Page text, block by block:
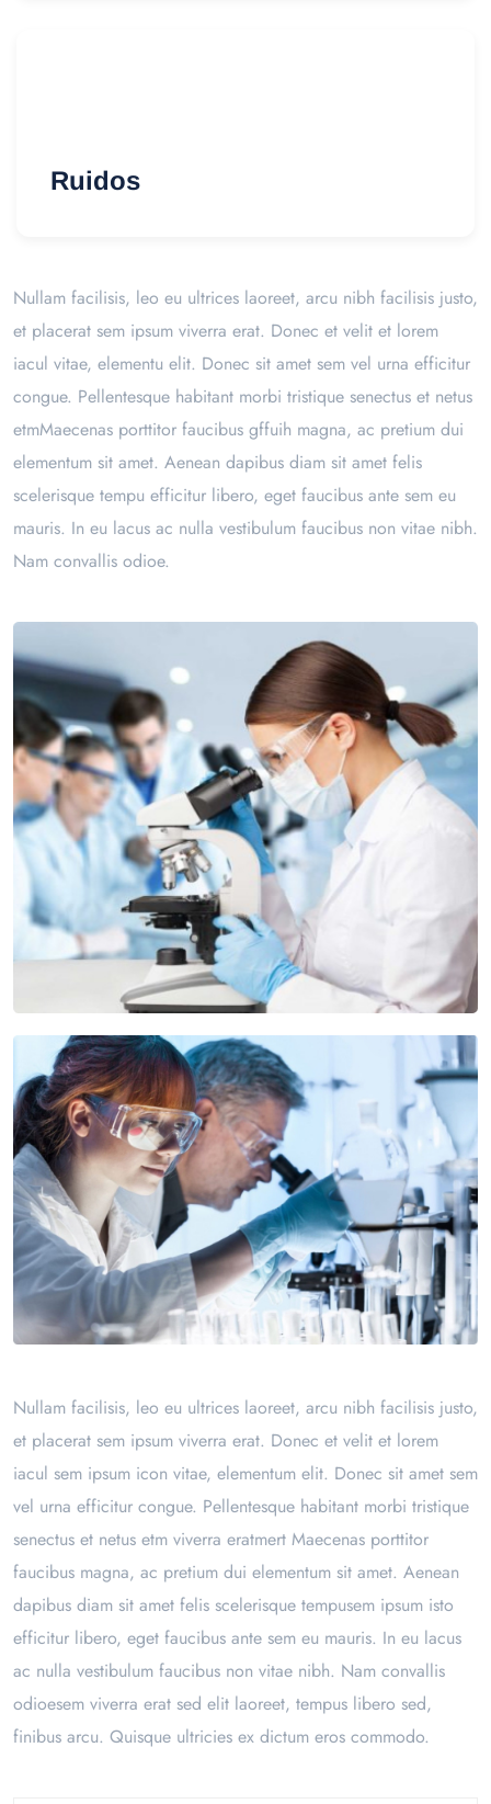
Ruidos
Nullam facilisis, leo eu ultrices laoreet, arcu nibh facilisis justo,
et placerat sem ipsum viverra erat. Donec et velit et lorem
iacul vitae, elementu elit. Donec sit amet sem vel urna efficitur
congue. Pellentesque habitant morbi tristique senectus et netus
etmMaecenas porttitor faucibus gffuih magna, ac pretium dui
elementum sit amet. Aenean dapibus diam sit amet felis
scelerisque tempu efficitur libero, eget faucibus ante sem eu
mauris. In eu lacus ac nulla vestibulum faucibus non vitae nibh.
Nam convallis odioe.
Nullam facilisis, leo eu ultrices laoreet, arcu nibh facilisis justo,
et placerat sem ipsum viverra erat. Donec et velit et lorem
iacul sem ipsum icon vitae, elementum elit. Donec sit amet sem
vel urna efficitur congue. Pellentesque habitant morbi tristique
senectus et netus etm viverra eratmert Maecenas porttitor
faucibus magna, ac pretium dui elementum sit amet. Aenean
dapibus diam sit amet felis scelerisque tempusem ipsum isto
efficitur libero, eget faucibus ante sem eu mauris. In eu lacus
ac nulla vestibulum faucibus non vitae nibh. Nam convallis
odioesem viverra erat sed elit laoreet, tempus libero sed,
finibus arcu. Quisque ultricies ex dictum eros commodo.